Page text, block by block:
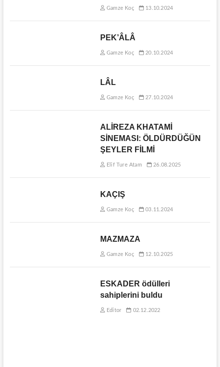
Gamze Koç 13.10.2024
PEK’ÂLÂ
Gamze Koç 20.10.2024
LÂL
Gamze Koç 27.10.2024
ALİREZA KHATAMİ
SİNEMASI: ÖLDÜRDÜĞÜN
ŞEYLER FİLMİ
Elif Ture Atam 26.08.2025
KAÇIŞ
Gamze Koç 03.11.2024
MAZMAZA
Gamze Koç 12.10.2025
ESKADER ödülleri
sahiplerini buldu
Editor 02.12.2022